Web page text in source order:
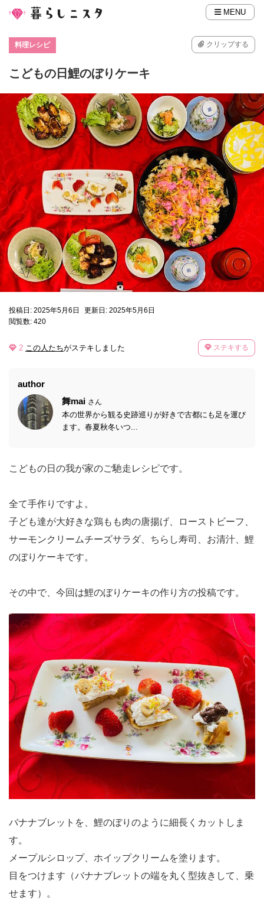
MENU
料理レシピ クリップする
こどもの日鯉のぼりケーキ
投稿日: 2025年5月6日
更新日: 2025年5月6日
閲覧数: 420
2 この人たちがステキしました ステキする
author
舞mai さん
本の世界から観る史跡巡りが好きで古都にも足を運び
ます。春夏秋冬いつ...
こどもの日の我が家のご馳走レシピです。
全て手作りですよ。
子ども達が大好きな鶏もも肉の唐揚げ、ローストビーフ、
サーモンクリームチーズサラダ、ちらし寿司、お清汁、鯉
のぼりケーキです。
その中で、今回は鯉のぼりケーキの作り方の投稿です。
バナナブレットを、鯉のぼりのように細長くカットしま
す。
メープルシロップ、ホイップクリームを塗ります。
目をつけます（バナナブレットの端を丸く型抜きして、乗
せます）。